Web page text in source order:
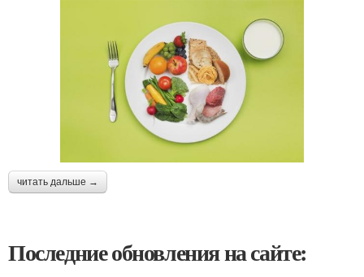
читать дальше →
Последние обновления на сайте: